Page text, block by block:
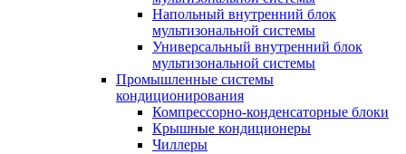
Напольный внутренний блок
мультизональной системы
Универсальный внутренний блок
мультизональной системы
Промышленные системы
кондиционирования
Компрессорно-конденсаторные блоки
Крышные кондиционеры
Чиллеры